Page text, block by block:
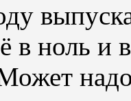
в ноль и